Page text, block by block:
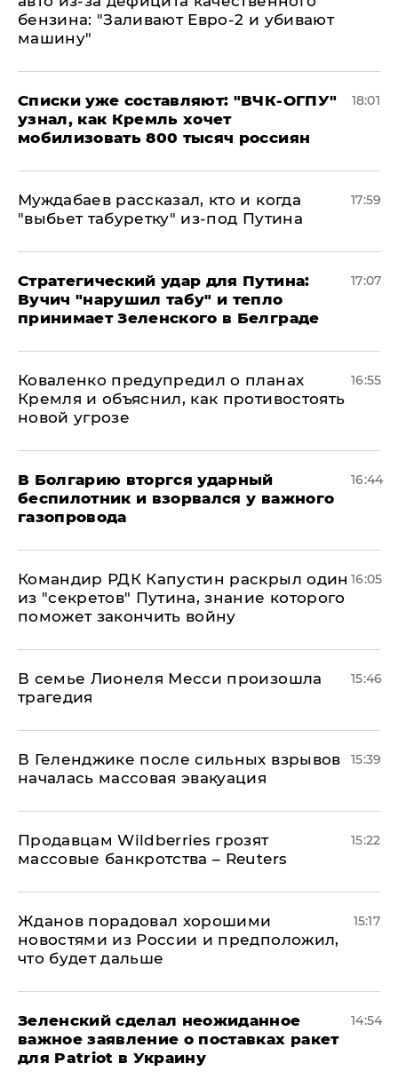
бензина: "Заливают Евро-2 и убивают
машину"
Списки уже составляют: "ВЧК-ОГПУ"
узнал, как Кремль хочет
мобилизовать 800 тысяч россиян
18:01
Муждабаев рассказал, кто и когда
"выбьет табуретку" из-под Путина
17:59
Стратегический удар для Путина:
Вучич "нарушил табу" и тепло
принимает Зеленского в Белграде
17:07
Коваленко предупредил о планах
Кремля и объяснил, как противостоять
новой угрозе
16:55
В Болгарию вторгся ударный
беспилотник и взорвался у важного
газопровода
16:44
Командир РДК Капустин раскрыл один
из "секретов" Путина, знание которого
поможет закончить войну
16:05
В семье Лионеля Месси произошла
трагедия
15:46
В Геленджике после сильных взрывов
началась массовая эвакуация
15:39
Продавцам Wildberries грозят
массовые банкротства – Reuters
15:22
Жданов порадовал хорошими
новостями из России и предположил,
что будет дальше
15:17
Зеленский сделал неожиданное
важное заявление о поставках ракет
для Patriot в Украину
14:54